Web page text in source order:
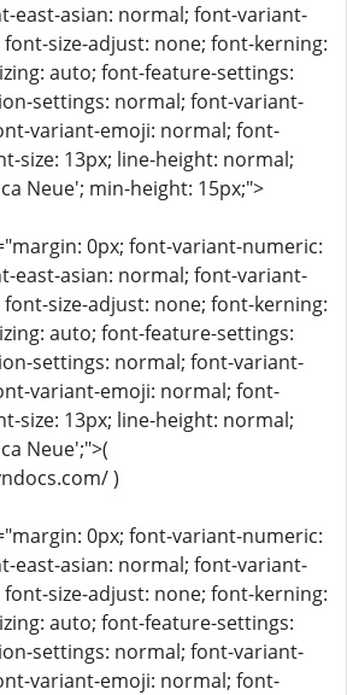
east-asian: normal; font-variant-
size-adjust: none; font-kerning:
auto; font-feature-settings:
settings: normal; font-variant-
variant-emoji: normal; font-
size: 13px; line-height: normal;
Neue'; min-height: 15px;">
0px; font-variant-numeric:
east-asian: normal; font-variant-
size-adjust: none; font-kerning:
auto; font-feature-settings:
settings: normal; font-variant-
variant-emoji: normal; font-
size: 13px; line-height: normal;
Neue';">(
)
0px; font-variant-numeric:
east-asian: normal; font-variant-
size-adjust: none; font-kerning:
auto; font-feature-settings:
settings: normal; font-variant-
variant-emoji: normal; font-